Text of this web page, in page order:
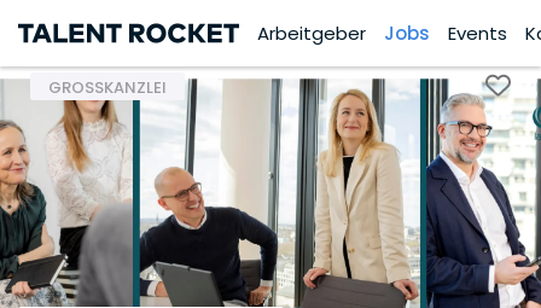
Arbeitgeber Jobs Events
GROSSKANZLEI